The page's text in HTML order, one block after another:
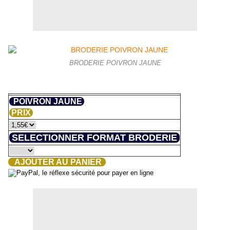
BRODERIE POIVRON JAUNE
POIVRON JAUNE
PRIX
SELECTIONNER FORMAT BRODERIE
AJOUTER AU PANIER